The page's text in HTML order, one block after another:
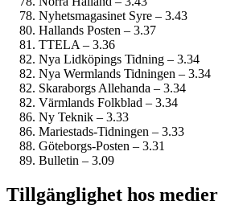
Nyhetsmagasinet Syre – 3.43
Hallands Posten – 3.37
TTELA – 3.36
Nya Lidköpings Tidning – 3.34
Nya Wermlands Tidningen – 3.34
Skaraborgs Allehanda – 3.34
Värmlands Folkblad – 3.34
Ny Teknik – 3.33
Mariestads-Tidningen – 3.33
Göteborgs-Posten – 3.31
Bulletin – 3.09
Tillgänglighet hos medier